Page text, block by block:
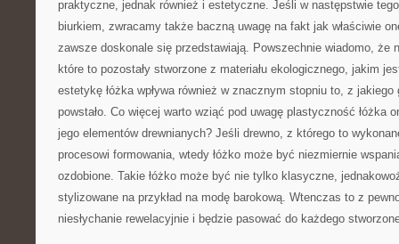
praktyczne, jednak również i estetyczne. Jeśli w następstwie
biurkiem, zwracamy także baczną uwagę na fakt jak właściwie
zawsze doskonale się przedstawiają. Powszechnie wiadomo, że
które to pozostały stworzone z materiału ekologicznego, jakim
estetykę łóżka wpływa również w znacznym stopniu to, z jakiego
powstało. Co więcej warto wziąć pod uwagę plastyczność łóżka
jego elementów drewnianych? Jeśli drewno, z którego to
procesowi formowania, wtedy łóżko może być niezmiernie
ozdobione. Takie łóżko może być nie tylko klasyczne,
stylizowane na przykład na modę barokową. Wtenczas to z
niesłychanie rewelacyjnie i będzie pasować do każdego